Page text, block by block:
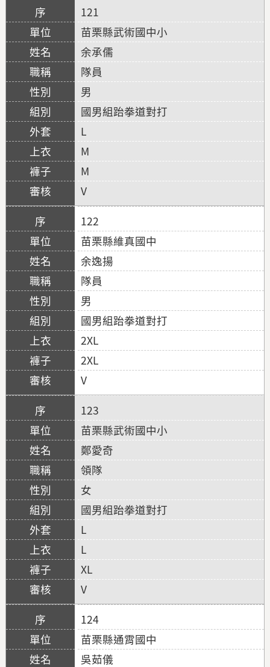
121
苗栗縣武術國中小
余承儒
隊員
男
國男組跆拳道對打
L
M
M
V
122
苗栗縣維真國中
余逸揚
隊員
男
國男組跆拳道對打
2XL
2XL
V
123
苗栗縣武術國中小
鄭愛奇
領隊
女
國男組跆拳道對打
L
L
XL
V
124
苗栗縣通霄國中
吳茹儀